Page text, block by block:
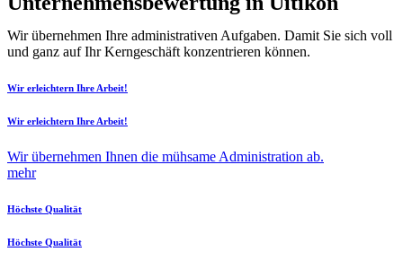
Wir übernehmen Ihre administrativen Aufgaben. Damit Sie sich voll
und ganz auf Ihr Kerngeschäft konzentrieren können.
Wir erleichtern Ihre Arbeit!
Wir erleichtern Ihre Arbeit!
Wir übernehmen Ihnen die mühsame Administration ab.
mehr
Höchste Qualität
Höchste Qualität